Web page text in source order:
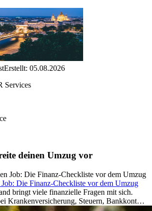
Erstellt: 05.08.2026
Services
deinen Umzug vor
Die Finanz-Checkliste vor dem Umzug
bringt viele finanzielle Fragen mit sich.
Krankenversicherung, Steuern, Bankkonto,